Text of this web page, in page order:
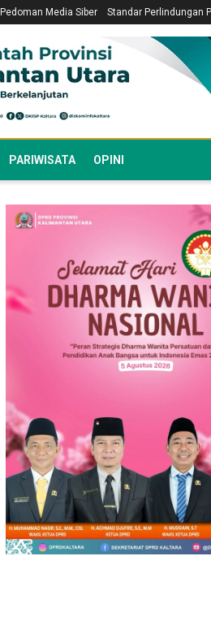
Pedoman Media Siber Standar Perlindungan
PARIWISATA OPINI